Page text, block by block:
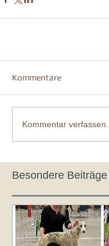
Kommentare
Kommentar verfassen...
Besondere Beiträge